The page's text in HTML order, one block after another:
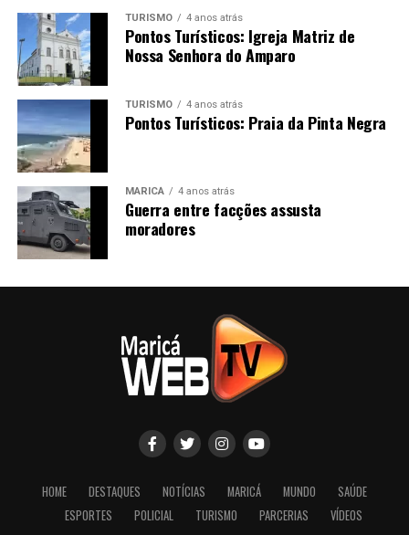
TURISMO 4 anos atrás
Pontos Turísticos: Igreja Matriz de
Nossa Senhora do Amparo
TURISMO 4 anos atrás
Pontos Turísticos: Praia da Pinta Negra
MARICÁ 4 anos atrás
Guerra entre facções assusta
moradores
HOME DESTAQUES NOTÍCIAS MARICÁ MUNDO
SAÚDE
ESPORTES
POLICIAL TURISMO PARCERIAS VÍDEOS